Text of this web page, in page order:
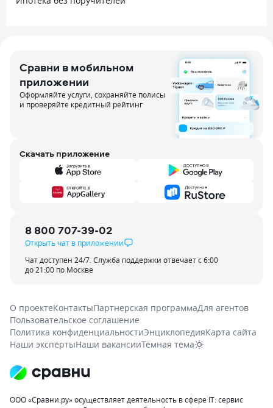
Сравни в мобильном
приложении
Оформляйте услуги, сохраняйте полисы
и проверяйте кредитный рейтинг
Скачать приложение
8 800 707-39-02
Открыть чат в приложении
Чат доступен 24/7. Служба поддержки отвечает с 6:00
до 21:00 по Москве
О проектеКонтактыПартнерская программаДля агентов
Пользовательское соглашение
Политика конфиденциальностиЭнциклопедияКарта сайта
Наши экспертыНаши вакансииТёмная тема
ООО «Сравни.ру» осуществляет деятельность в сфере IT: сервис